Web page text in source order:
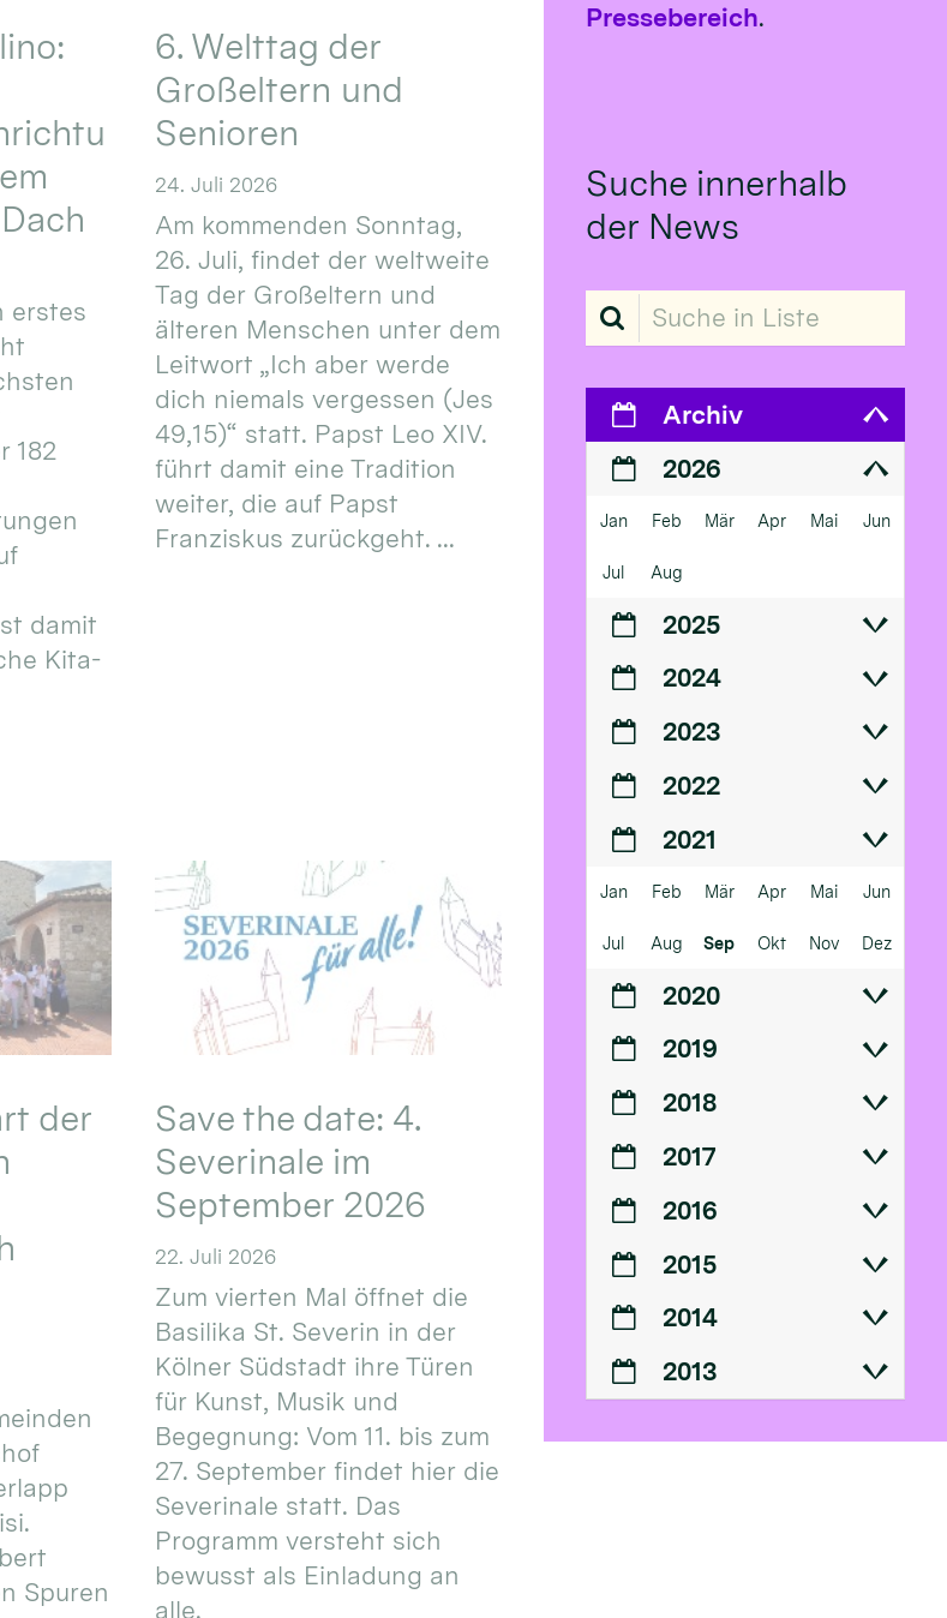
erstes
182
damit
Kita-
6. Welttag der
Großeltern und
Senioren
24. Juli 2026
Am kommenden Sonntag,
26. Juli, findet der weltweite
Tag der Großeltern und
älteren Menschen unter dem
Leitwort „Ich aber werde
dich niemals vergessen (Jes
49,15)“ statt. Papst Leo XIV.
führt damit eine Tradition
weiter, die auf Papst
Franziskus zurückgeht. ...
der
Spuren
Save the date: 4.
Severinale im
September 2026
22. Juli 2026
Zum vierten Mal öffnet die
Basilika St. Severin in der
Kölner Südstadt ihre Türen
für Kunst, Musik und
Begegnung: Vom 11. bis zum
27. September findet hier die
Severinale statt. Das
Programm versteht sich
bewusst als Einladung an
alle.
Pressebereich.
Suche innerhalb
der News
Suche in Liste
Archiv
2026
Jan Feb Mär Apr Mai Jun
Jul Aug
2025
2024
2023
2022
2021
Jan Feb Mär Apr Mai Jun
Jul Aug Sep Okt Nov Dez
2020
2019
2018
2017
2016
2015
2014
2013